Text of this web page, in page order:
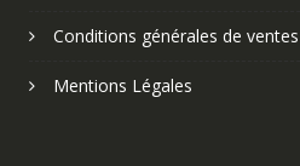
Conditions générales de ventes
Mentions Légales